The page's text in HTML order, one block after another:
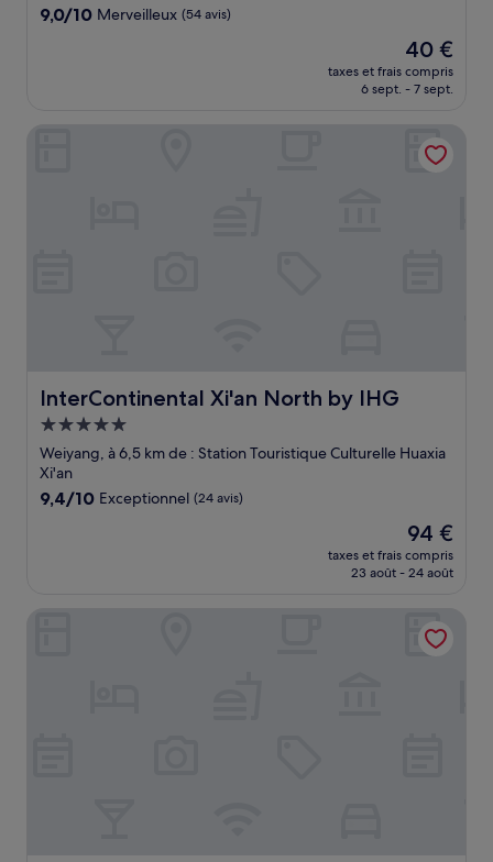
9.0
9,0/10 Merveilleux (54 avis)
Le
nouveau
prix
de
40 €
40 €
taxes et frais compris
6 sept. - 7 sept.
InterContinental Xi'an North by IHG
InterContinental Xi'an North by IHG
Hébergement
5.0 étoiles
Weiyang, à 6,5 km de : Station Touristique Culturelle Huaxia
Xi'an
9.4
9,4/10 Exceptionnel (24 avis)
Le
nouveau
prix
de
94 €
94 €
taxes et frais compris
23 août - 24 août